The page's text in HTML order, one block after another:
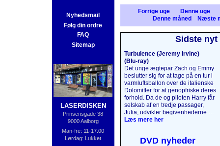
Nyhedsmail
Følg din ordre
FAQ
Sitemap
LASERDISKEN
Prinsensgade 38
9000 Aalborg
Man-fre: 11-17.00
Lørdag: Lukket
Forrige uge
Denne uge
Denne måned
Næste
Sidste nyt
Turbulence (Jeremy Irvine)
(Blu‑ray)
Det unge ægtepar Zach og Emmy
beslutter sig for at tage på en tur i
varmlufts­ballon over de italienske
Dolomitter for at genopfriske deres
forhold. Da de og piloten Harry får
selskab af en tredje passager,
Julia, udvikler begivenhederne sig
på en måde, de aldrig kunne have
været en uforglemmelig tur, til en
Læs mere her
DVD nyheder